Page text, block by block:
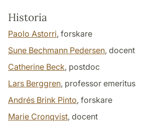
Historia
Paolo Astorri, forskare
Sune Bechmann Pedersen, docent
Catherine Beck, postdoc
Lars Berggren, professor emeritus
Andrés Brink Pinto, forskare
Marie Cronqvist, docent